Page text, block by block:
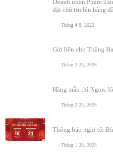
Doanh nhân Phạm
đặt chữ tín lên hàng
Tháng 4 8, 2022
Gửi liền cho Thằng
Tháng 2 23, 2026
Hàng mẫu thì Ngon,
Tháng 2 23, 2026
Thông báo nghỉ tết
Tháng 1 28, 2026